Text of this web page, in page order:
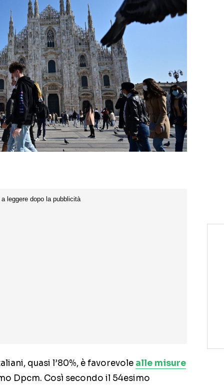
quasi l’80%, è favorevole alle misure
Dpcm. Così secondo il 54esimo